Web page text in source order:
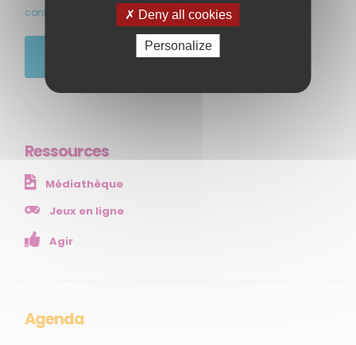
confidentialité de ce site
Ressources
Médiathèque
Jeux en ligne
Agir
Agenda
NOS SERVICES
Presse
Collectivités
Mesures réglementaires
SUIVEZ-NOUS
Deny all cookies
Personalize